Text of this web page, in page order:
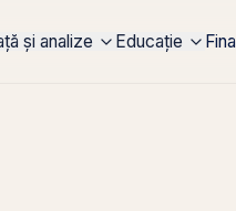
și analize Educație